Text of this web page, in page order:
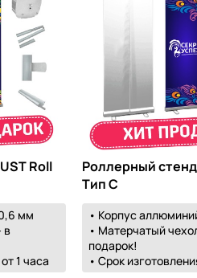
Roll
мм
в
1 часа
Роллерный
Тип С
• Корпус
• Матерчатый
подарок!
• Срок